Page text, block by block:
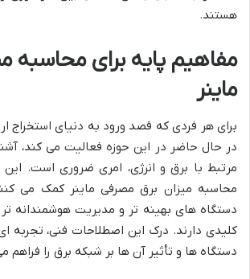
هستند.
مفاهیم پایه برای محاسبه
ماینر
برای هر فردی که قصد ورود به دنیای استخراج
در حال حاضر در این حوزه فعالیت می کند،
مرتبط با برق و انرژی، امری ضروری است. این
محاسبه میزان برق مصرفی ماینر کمک می
دستگاه های بهینه تر و مدیریت هوشمندانه
کلیدی دارند. درک این اصطلاحات فنی، تجربه
دستگاه ها و تأثیر آن ها بر شبکه برق را فراهم